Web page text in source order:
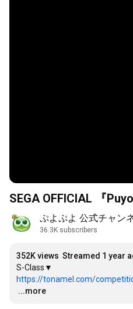
SEGA OFFICIAL 『
ぷよぷよ 公式チャン
36.3K subscribers
352K views Streamed 1 year
https://tonamel.com/
…
...more